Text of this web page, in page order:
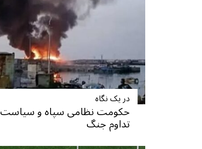
در یک نگاه
حکومت نظامی سپاه و سیاست
تداوم جنگ